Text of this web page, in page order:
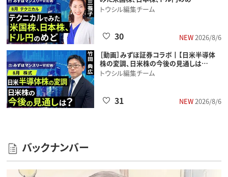
トウシル編集チーム
NEW2026/8/6
30
［動画］みずほ証券コラボ┃【日米半導体
株の変調、日米株の今後の見通しは…
トウシル編集チーム
NEW2026/8/6
31
バックナンバー